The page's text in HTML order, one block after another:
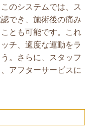
のシステムでは、ス
でき、施術後の痛み
とも可能です。これ
チ、適度な運動をラ
。さらに、スタッフ
アフターサービスに